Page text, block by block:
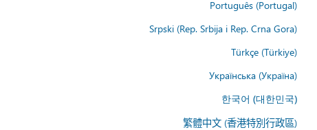
Português (Portugal)
Srpski (Rep. Srbija i Rep. Crna Gora)
Türkçe (Türkiye)
Українська (Україна)
한국어 (대한민국)
繁體中文 (香港特別行政區)